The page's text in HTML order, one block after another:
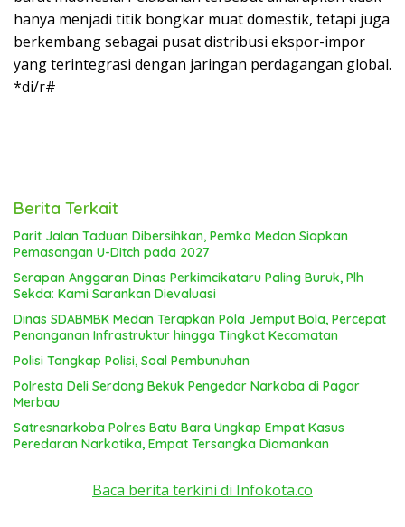
hanya menjadi titik bongkar muat domestik, tetapi juga
berkembang sebagai pusat distribusi ekspor-impor
yang terintegrasi dengan jaringan perdagangan global.
*di/r#
Berita Terkait
Parit Jalan Taduan Dibersihkan, Pemko Medan Siapkan
Pemasangan U-Ditch pada 2027
Serapan Anggaran Dinas Perkimcikataru Paling Buruk, Plh
Sekda: Kami Sarankan Dievaluasi
Dinas SDABMBK Medan Terapkan Pola Jemput Bola, Percepat
Penanganan Infrastruktur hingga Tingkat Kecamatan
Polisi Tangkap Polisi, Soal Pembunuhan
Polresta Deli Serdang Bekuk Pengedar Narkoba di Pagar
Merbau
Satresnarkoba Polres Batu Bara Ungkap Empat Kasus
Peredaran Narkotika, Empat Tersangka Diamankan
Baca berita terkini di Infokota.co